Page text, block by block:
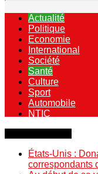
Actualité
Politique
Economie
International
Société
Santé
Culture
Sport
Automobile
NTIC
États-Unis :
correspondants